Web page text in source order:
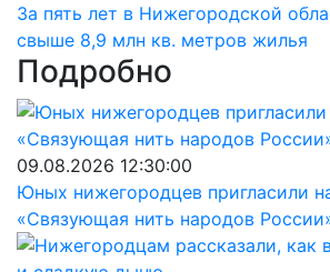
За пять лет в Нижегородской
свыше 8,9 млн кв. метров жилья
Подробно
09.08.2026 12:30:00
Юных нижегородцев пригласили
«Связующая нить народов